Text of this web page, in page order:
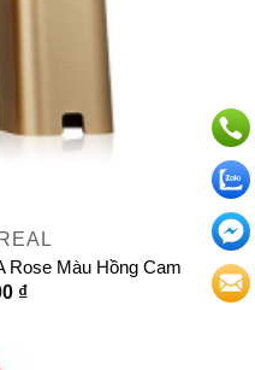
Rose Màu Hồng Cam
₫